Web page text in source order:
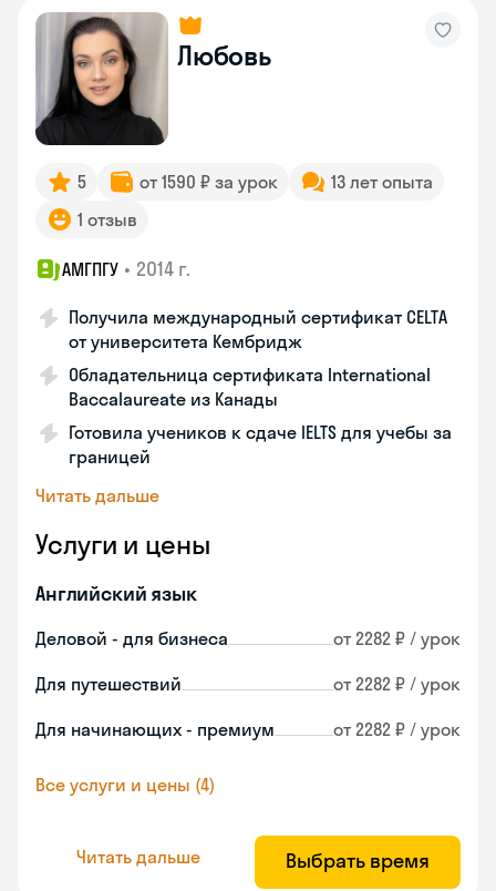
Любовь
5 от 1590 ₽ за урок
13 лет опыта
1 отзыв
АМГПГУ • 2014 г.
Получила международный сертификат CELTA
от университета Кембридж
Обладательница сертификата International
Baccalaureate из Канады
Готовила учеников к сдаче IELTS для учебы за
границей
Читать дальше
Услуги и цены
Английский язык
Деловой - для бизнеса от 2282 ₽ / урок
Для путешествий от 2282 ₽ / урок
Для начинающих - премиум от 2282 ₽ / урок
Все услуги и цены (4)
Читать дальше Выбрать время